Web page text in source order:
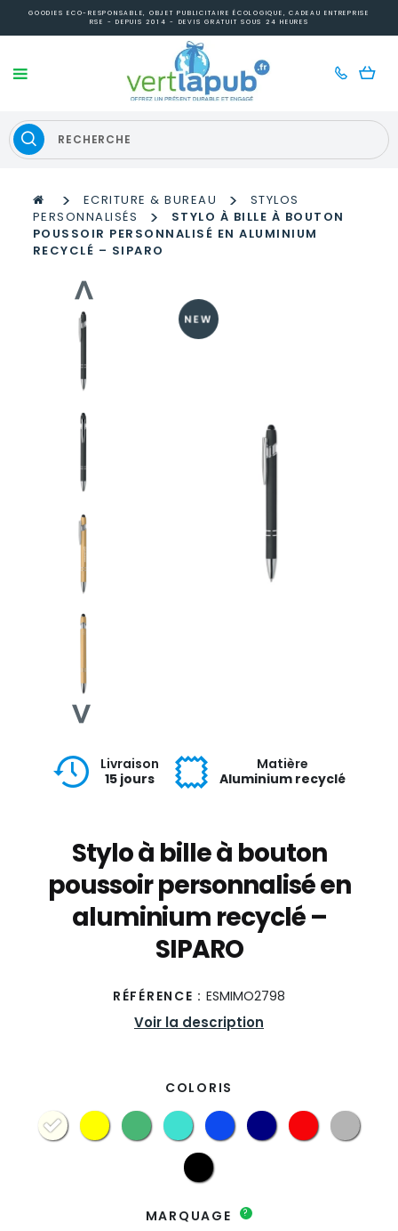
GOODIES ECO-RESPONSABLE, OBJET PUBLICITAIRE ÉCOLOGIQUE, CADEAU ENTREPRISE
RSE - DEPUIS 2014 - DEVIS GRATUIT SOUS 24 HEURES
> ECRITURE & BUREAU >
STYLOS
PERSONNALISÉS
>
STYLO À BILLE À BOUTON
POUSSOIR PERSONNALISÉ EN ALUMINIUM
RECYCLÉ – SIPARO
Livraison
15 jours
Matière
Aluminium recyclé
Stylo à bille à bouton
poussoir personnalisé en
aluminium recyclé –
SIPARO
RÉFÉRENCE : ESMIMO2798
Voir la description
COLORIS
MARQUAGE ?